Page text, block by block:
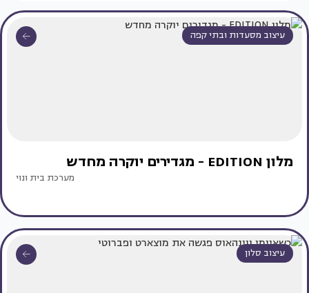
עיצוב מסעדות ובתי קפה
מלון EDITION - מגדירים יוקרה מחדש
מערכת בית ונוי
עיצוב סלון